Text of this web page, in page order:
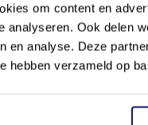
om content en
analyseren. Ook delen
en analyse. Deze
hebben verzameld op
Soy Kroon weer te